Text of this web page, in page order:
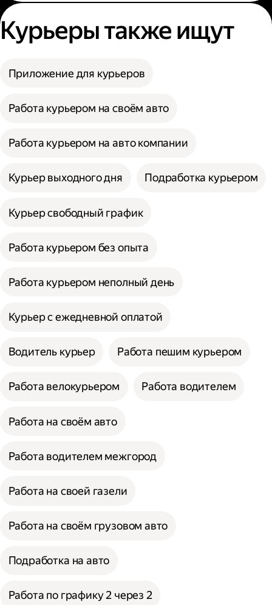
Курьеры также ищут
Приложение для курьеров
Работа курьером на своём авто
Работа курьером на авто компании
Курьер выходного дня Подработка курьером
Курьер свободный график
Работа курьером без опыта
Работа курьером неполный день
Курьер с ежедневной оплатой
Водитель курьер Работа пешим курьером
Работа велокурьером Работа водителем
Работа на своём авто
Работа водителем межгород
Работа на своей газели
Работа на своём грузовом авто
Подработка на авто
Работа по графику 2 через 2